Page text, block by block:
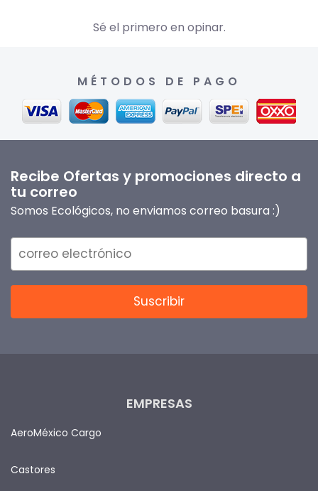
Sé el primero en opinar.
MÉTODOS DE PAGO
Recibe Ofertas y promociones directo a
tu correo
Somos Ecológicos, no enviamos correo basura :)
EMPRESAS
AeroMéxico Cargo
Castores